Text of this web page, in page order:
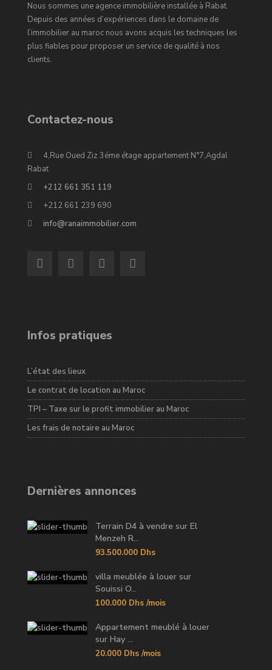
Nous sommes une agence immobilière installée à Rabat.
Depuis des années d’expériences dans le domaine de
l’immobilier au maroc nous avons acquis les techniques les
plus fiables pour proposer un service de qualité à nos
clients.
Contactez-nous
4,Rue Oued Ziz 3éme étage appartement N°7,Agdal
Rabat
+212 661 351 119
+212 661 239 690
info@ranaimmobilier.com
Infos pratiques
L’état des lieux
Le contrat de location au Maroc
TPI – Taxe sur le profit immobilier au Maroc
Les frais de notaire au Maroc
Dernières annonces
Terrain D4 à vendre sur El
Menzeh R...
93.500.000 Dhs
villa meublée à louer sur
Souissi O...
100.000 Dhs /mois
Appartement meublé à louer
sur Hay ...
20.000 Dhs /mois